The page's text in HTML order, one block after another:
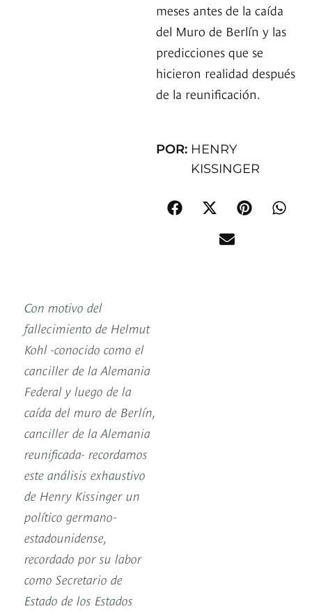
meses antes de la caída
del Muro de Berlín y las
predicciones que se
hicieron realidad después
de la reunificación.
POR: HENRY
KISSINGER
Con motivo del
fallecimiento de Helmut
Kohl -conocido como el
canciller de la Alemania
Federal y luego de la
caída del muro de Berlín,
canciller de la Alemania
reunificada- recordamos
este análisis exhaustivo
de Henry Kissinger un
político germano-
estadounidense,
recordado por su labor
como Secretario de
Estado de los Estados